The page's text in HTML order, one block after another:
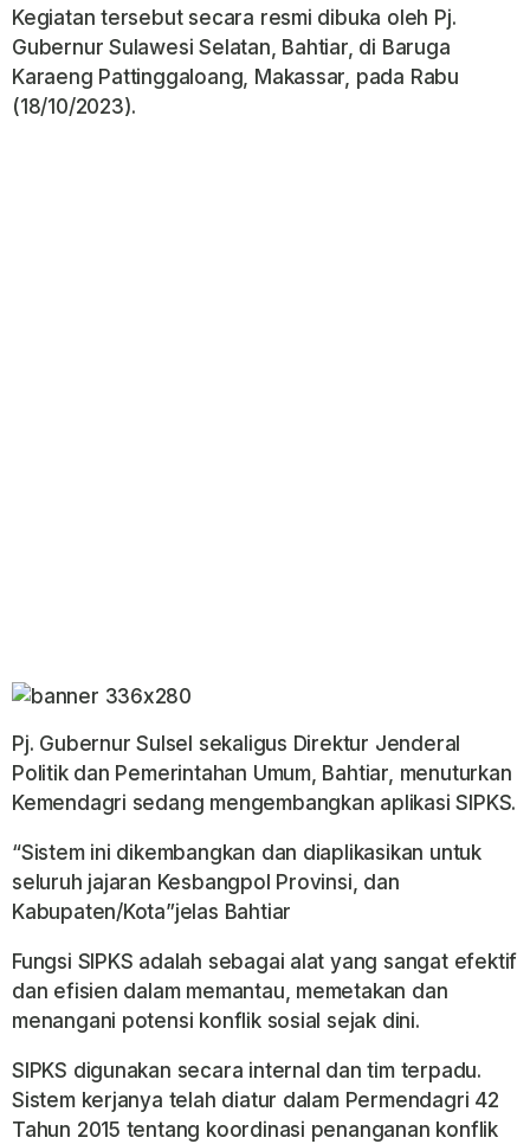
Kegiatan tersebut secara resmi dibuka oleh Pj.
Gubernur Sulawesi Selatan, Bahtiar, di Baruga
Karaeng Pattinggaloang, Makassar, pada Rabu
(18/10/2023).
Pj. Gubernur Sulsel sekaligus Direktur Jenderal
Politik dan Pemerintahan Umum, Bahtiar, menuturkan
Kemendagri sedang mengembangkan aplikasi SIPKS.
“Sistem ini dikembangkan dan diaplikasikan untuk
seluruh jajaran Kesbangpol Provinsi, dan
Kabupaten/Kota”jelas Bahtiar
Fungsi SIPKS adalah sebagai alat yang sangat efektif
dan efisien dalam memantau, memetakan dan
menangani potensi konflik sosial sejak dini.
SIPKS digunakan secara internal dan tim terpadu.
Sistem kerjanya telah diatur dalam Permendagri 42
Tahun 2015 tentang koordinasi penanganan konflik